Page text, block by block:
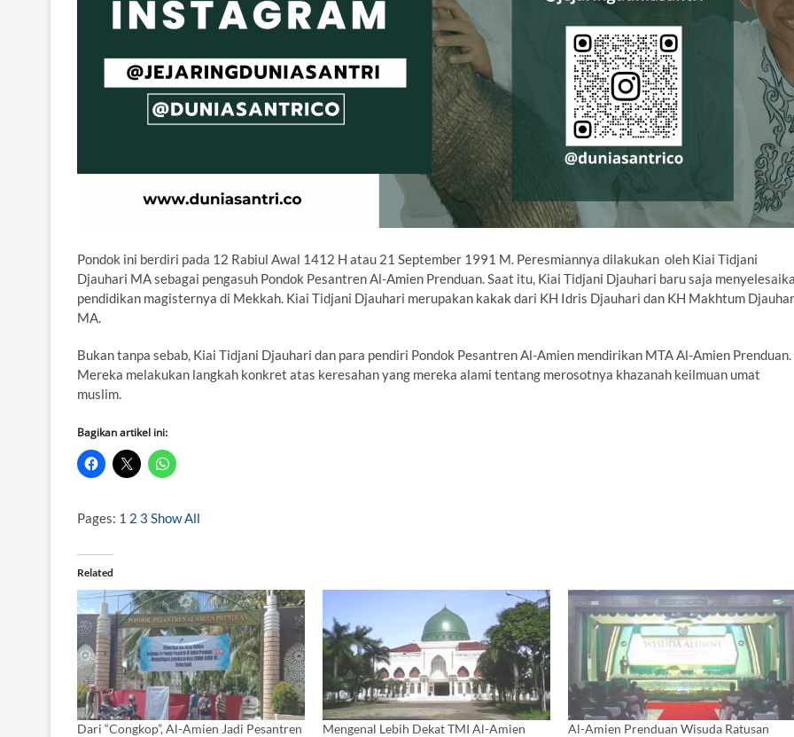
Pondok ini berdiri pada 12 Rabiul Awal 1412 H atau 21 September 1991 M. Peresmiannya dilakukan oleh Kiai Tidjani
Djauhari MA sebagai pengasuh Pondok Pesantren Al-Amien Prenduan. Saat itu, Kiai Tidjani Djauhari baru saja
pendidikan magisternya di Mekkah. Kiai Tidjani Djauhari merupakan kakak dari KH Idris Djauhari dan KH Makhtum
MA.
Bukan tanpa sebab, Kiai Tidjani Djauhari dan para pendiri Pondok Pesantren Al-Amien mendirikan MTA Al-Amien Prenduan.
Mereka melakukan langkah konkret atas keresahan yang mereka alami tentang merosotnya khazanah keilmuan umat
muslim.
Bagikan artikel ini:
Pages: 1 2 3 Show All
Related
Dari “Congkop”, Al-Amien Jadi Pesantren
Mengenal Lebih Dekat TMI Al-Amien
Al-Amien Prenduan Wisuda Ratusan